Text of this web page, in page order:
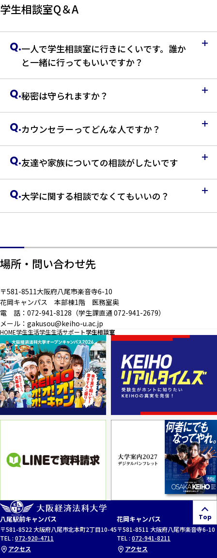
学生相談室Q＆A
Q.一人で学生相談室に行きにくいです。誰か
と一緒に行ってもいいですか？
Q.秘密は守られますか？
Q.カウンセラーってどんな人ですか？
Q.友達や家族についての相談がしたいです
Q.大学に関する相談でなくてもいいの？
場所・問い合わせ先
〒581-8511大阪府八尾市楽音寺6-10
花岡キャンパス 本部棟1階 医務室奥
電 話：072-941-8128（学生課直通 072-941-2679）
メール：gakusou@keiho-u.ac.jp
HOME学生生活学生生活サポート学生相談室
八尾駅前キャンパス
〒581-8522 大阪府八尾市北本町2丁目10-45
TEL : 072-920-4711
アクセス
花岡キャンパス
〒581-8511 大阪府八尾市楽音寺6-10
TEL : 072-941-8211
アクセス
Top